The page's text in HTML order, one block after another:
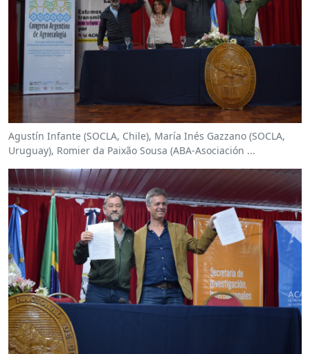
Agustín Infante (SOCLA, Chile), María Inés Gazzano (SOCLA,
Uruguay), Romier da Paixão Sousa (ABA-Asociación ...